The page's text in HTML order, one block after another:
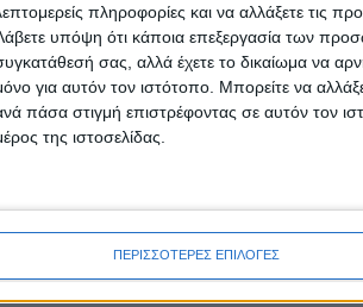
πληροφορίες και να αλλάξετε τις
υπόψη ότι κάποια επεξεργασία των
σας, αλλά έχετε το δικαίωμα να
για αυτόν τον ιστότοπο. Μπορείτε να
πάσα στιγμή επιστρέφοντας σε αυτόν τον
της ιστοσελίδας.
ΠΕΡΙΣΣΟΤΕΡΕΣ ΕΠΙΛΟΓΕΣ
Ομάδα ΝΕΟΣ ΑΓΩΝ
Καθημερινή Πρωινή Εφημερίδα της Καρδίτσας